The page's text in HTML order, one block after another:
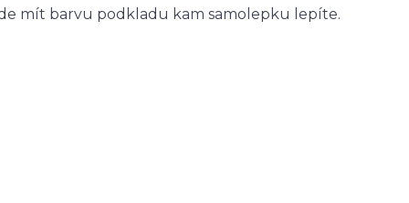
mít barvu podkladu kam samolepku lepíte.